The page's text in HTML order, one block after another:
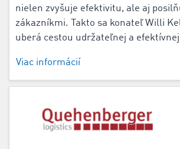
nielen zvyšuje efektivitu, ale aj
zákazníkmi. Takto sa konateľ Willi
uberá cestou udržateľnej a efektívnej
Viac informácií